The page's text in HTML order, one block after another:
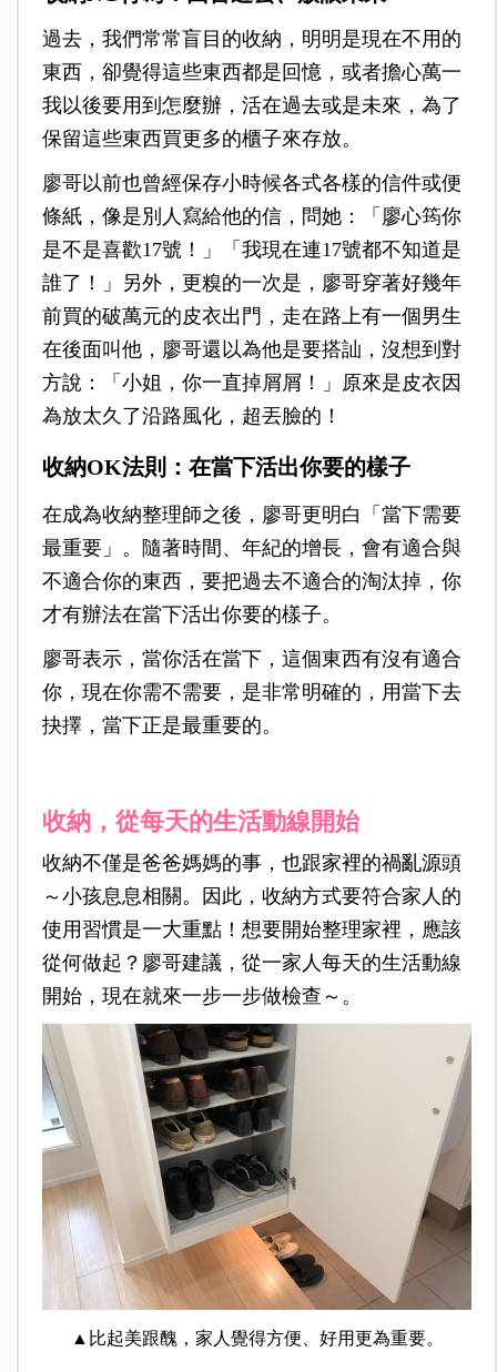
過去，我們常常盲目的收納，明明是現在不用的
東西，卻覺得這些東西都是回憶，或者擔心萬一
我以後要用到怎麼辦，活在過去或是未來，為了
保留這些東西買更多的櫃子來存放。
廖哥以前也曾經保存小時候各式各樣的信件或便
條紙，像是別人寫給他的信，問她：「廖心筠你
是不是喜歡17號！」「我現在連17號都不知道是
誰了！」另外，更糗的一次是，廖哥穿著好幾年
前買的破萬元的皮衣出門，走在路上有一個男生
在後面叫他，廖哥還以為他是要搭訕，沒想到對
方說：「小姐，你一直掉屑屑！」原來是皮衣因
為放太久了沿路風化，超丟臉的！
收納OK法則：在當下活出你要的樣子
在成為收納整理師之後，廖哥更明白「當下需要
最重要」。隨著時間、年紀的增長，會有適合與
不適合你的東西，要把過去不適合的淘汰掉，你
才有辦法在當下活出你要的樣子。
廖哥表示，當你活在當下，這個東西有沒有適合
你，現在你需不需要，是非常明確的，用當下去
抉擇，當下正是最重要的。
收納，從每天的生活動線開始
收納不僅是爸爸媽媽的事，也跟家裡的禍亂源頭
～小孩息息相關。因此，收納方式要符合家人的
使用習慣是一大重點！想要開始整理家裡，應該
從何做起？廖哥建議，從一家人每天的生活動線
開始，現在就來一步一步做檢查～。
▲比起美跟醜，家人覺得方便、好用更為重要。